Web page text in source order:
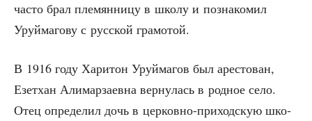
часто брал пле­мян­ни­цу в шко­лу и позна­ко­мил
Уруй­ма­го­ву с рус­ской грамотой.
В 1916 году Хари­тон Уруй­ма­гов был аре­сто­ван,
Езет­хан Али­мар­за­ев­на вер­ну­лась в род­ное село.
Отец опре­де­лил дочь в цер­ков­но-при­ход­скую шко­